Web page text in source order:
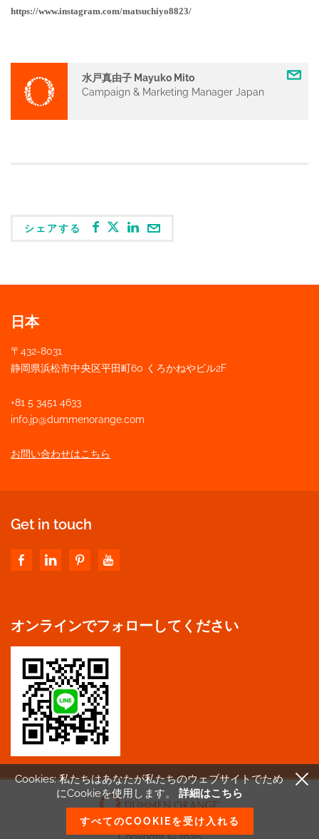
https://www.instagram.com/matsuchiyo8823/
水戸真由子 Mayuko Mito
Campaign & Marketing Manager Japan
シェアする
日本
〒432-8031
静岡県浜松市中央区平田町60 くろかねやビル2F
+81 5 3451 4633
info.jp@dummenorange.com
お問い合わせはこちら
Get in touch
オンラインでフォローしてください
Copyright © 2026
Cookies: 私たちはあなたが私たちのウェブサイトでため
にCookieを使用します。 詳細はこちら
すべてのCOOKIEを受け入れる